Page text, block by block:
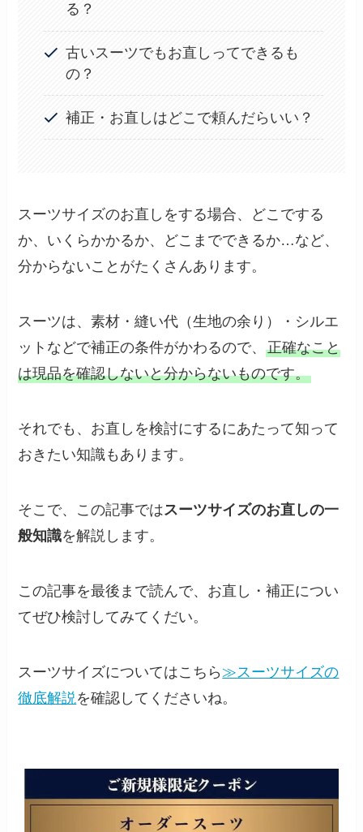
る？
古いスーツでもお直しってできるも
の？
補正・お直しはどこで頼んだらいい？
スーツサイズのお直しをする場合、どこでする
か、いくらかかるか、どこまでできるか…など、
分からないことがたくさんあります。
スーツは、素材・縫い代（生地の余り）・シルエ
ットなどで補正の条件がかわるので、正確なこと
は現品を確認しないと分からないものです。
それでも、お直しを検討にするにあたって知って
おきたい知識もあります。
そこで、この記事ではスーツサイズのお直しの一
般知識を解説します。
この記事を最後まで読んで、お直し・補正につい
てぜひ検討してみてくだい。
スーツサイズについてはこちら ≫スーツサイズの
徹底解説 を確認してくださいね。